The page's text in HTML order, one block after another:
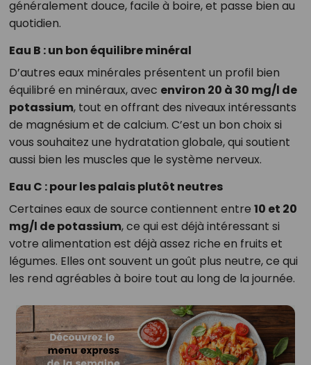
généralement douce, facile à boire, et passe bien au
quotidien.
Eau B : un bon équilibre minéral
D’autres eaux minérales présentent un profil bien
équilibré en minéraux, avec environ 20 à 30 mg/l de
potassium, tout en offrant des niveaux intéressants
de magnésium et de calcium. C’est un bon choix si
vous souhaitez une hydratation globale, qui soutient
aussi bien les muscles que le système nerveux.
Eau C : pour les palais plutôt neutres
Certaines eaux de source contiennent entre 10 et 20
mg/l de potassium, ce qui est déjà intéressant si
votre alimentation est déjà assez riche en fruits et
légumes. Elles ont souvent un goût plus neutre, ce qui
les rend agréables à boire tout au long de la journée.